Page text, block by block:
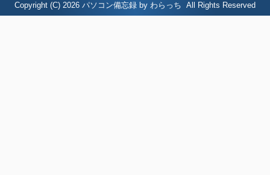
Copyright (C) 2026 パソコン備忘録 by わらっち All Rights Reserved